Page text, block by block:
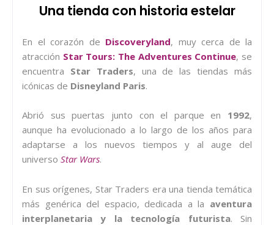
Una tienda con historia estelar
En el corazón de Discoveryland, muy cerca de la
atracción Star Tours: The Adventures Continue, se
encuentra Star Traders, una de las tiendas más
icónicas de Disneyland Paris.
Abrió sus puertas junto con el parque en 1992,
aunque ha evolucionado a lo largo de los años para
adaptarse a los nuevos tiempos y al auge del
universo Star Wars.
En sus orígenes, Star Traders era una tienda temática
más genérica del espacio, dedicada a la aventura
interplanetaria y la tecnología futurista. Sin